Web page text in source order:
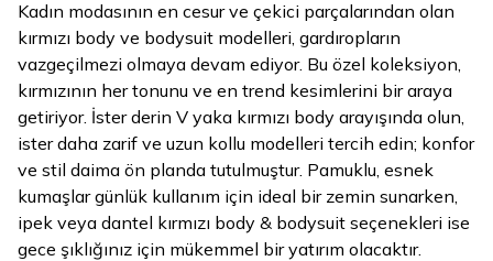
Kadın modasının en cesur ve çekici parçalarından olan
kırmızı body ve bodysuit modelleri, gardıropların
vazgeçilmezi olmaya devam ediyor. Bu özel koleksiyon,
kırmızının her tonunu ve en trend kesimlerini bir araya
getiriyor. İster derin V yaka kırmızı body arayışında olun,
ister daha zarif ve uzun kollu modelleri tercih edin; konfor
ve stil daima ön planda tutulmuştur. Pamuklu, esnek
kumaşlar günlük kullanım için ideal bir zemin sunarken,
ipek veya dantel kırmızı body & bodysuit seçenekleri ise
gece şıklığınız için mükemmel bir yatırım olacaktır.